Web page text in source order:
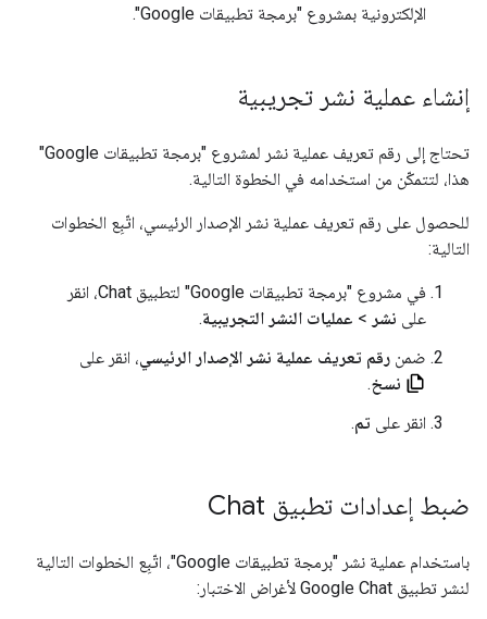
الإلكترونية بمشروع "برمجة تطبيقات Google".
إنشاء عملية نشر تجريبية
تحتاج إلى رقم تعريف عملية نشر لمشروع "برمجة تطبيقات Google"
هذا، لتتمكّن من استخدامه في الخطوة التالية.
للحصول على رقم تعريف عملية نشر الإصدار الرئيسي، اتّبِع الخطوات
التالية:
في مشروع "برمجة تطبيقات Google" لتطبيق Chat، انقر
على نشر > عمليات النشر التجريبية.
ضمن رقم تعريف عملية نشر الإصدار الرئيسي، انقر على
نسخ.
انقر على تم.
ضبط إعدادات تطبيق Chat
باستخدام عملية نشر "برمجة تطبيقات Google"، اتّبِع الخطوات التالية
لنشر تطبيق Google Chat لأغراض الاختبار: